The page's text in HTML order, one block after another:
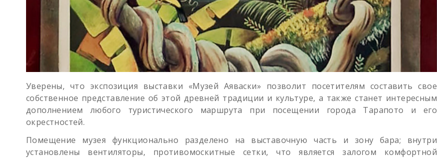
Уверены, что экспозиция выставки «Музей Аяваски» позволит посетителям составить свое
собственное представление об этой древней традиции и культуре, а также станет интересным
дополнением любого туристического маршрута при посещении города Тарапото и его
окрестностей.
Помещение музея функционально разделено на выставочную часть и зону бара; внутри
установлены вентиляторы, противомоскитные сетки, что является залогом комфортной